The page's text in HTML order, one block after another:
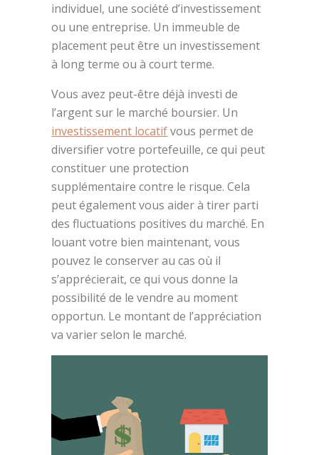
individuel, une société d’investissement
ou une entreprise. Un immeuble de
placement peut être un investissement
à long terme ou à court terme.
Vous avez peut-être déjà investi de
l’argent sur le marché boursier. Un
investissement locatifvous permet de
diversifier votre portefeuille, ce qui peut
constituer une protection
supplémentaire contre le risque. Cela
peut également vous aider à tirer parti
des fluctuations positives du marché. En
louant votre bien maintenant, vous
pouvez le conserver au cas où il
s’apprécierait, ce qui vous donne la
possibilité de le vendre au moment
opportun. Le montant de l’appréciation
va varier selon le marché.